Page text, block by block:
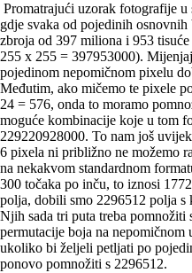
Promatrajući uzorak fotografije
gdje svaka od pojedinih
zbroja od 397 miliona i 953
255 x 255 = 397953000).
pojedinom nepomičnom pixelu
Međutim, ako mičemo te pixele
24 = 576, onda to moramo
moguće kombinacije koje u tom
229220928000. To nam još
6 pixela ni približno ne možemo
na nekakvom standardnom
300 točaka po inču, to iznosi
polja, dobili smo 2296512 polja s
Njih sada tri puta treba pomnožiti
permutacije boja na
ukoliko bi željeli petljati po
ponovo pomnožiti s 2296512.